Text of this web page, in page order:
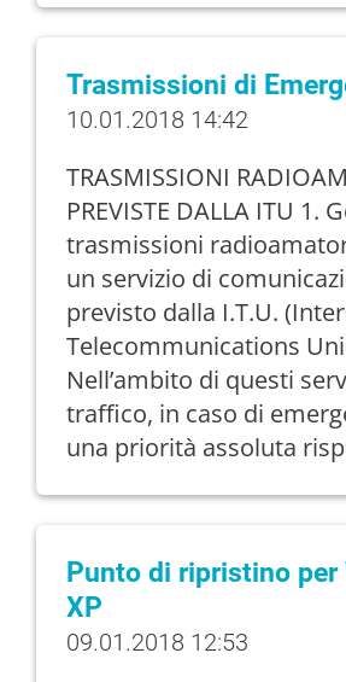
Trasmissioni di
10.01.2018 14:42
TRASMISSIONI
PREVISTE DALLA ITU 1.
trasmissioni
un servizio di
previsto dalla I.T.U.
Telecommunications
Nell’ambito di questi
traffico, in caso di
una priorità assoluta
Punto di ripristino per
XP
09.01.2018 12:53